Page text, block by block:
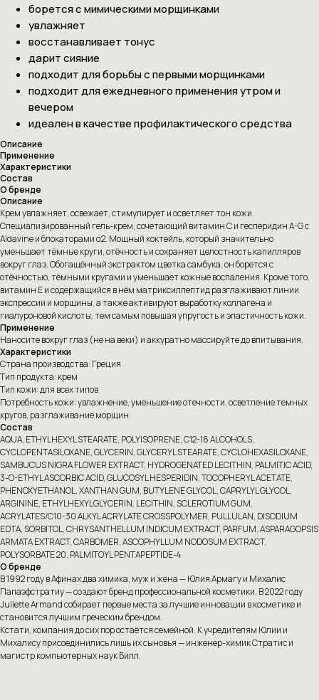
борется с мимическими морщинками
увлажняет
восстанавливает тонус
дарит сияние
подходит для борьбы с первыми морщинками
подходит для ежедневного применения утром и
вечером
идеален в качестве профилактического средства
Описание
Применение
Характеристики
Состав
О бренде
Описание
Крем увлажняет, освежает, стимулирует и осветляет тон кожи.
Специализированный гель-крем, сочетающий витамин C и гесперидин A-G с
Aldavine и блокаторами α2. Мощный коктейль, который значительно
уменьшает тёмные круги, отёчность и сохраняет целостность капилляров
вокруг глаз. Обогащённый экстрактом цветка самбука, он борется с
отёчностью, тёмными кругами и уменьшает кожные воспаления. Кроме того,
витамин E и содержащийся в нём матриксилпептид разглаживают линии
экспрессии и морщины, а также активируют выработку коллагена и
гиалуроновой кислоты, тем самым повышая упругость и эластичность кожи.
Применение
Наносите вокруг глаз (не на веки) и аккуратно массируйте до впитывания.
Характеристики
Страна производства: Греция
Тип продукта: крем
Тип кожи: для всех типов
Потребность кожи: увлажнение, уменьшение отечности, осветление темных
кругов, разглаживание морщин
Состав
AQUA, ETHYLHEXYL STEARATE, POLYISOPRENE, C12-16 ALCOHOLS,
CYCLOPENTASILOXANE, GLYCERIN, GLYCERYL STEARATE, CYCLOHEXASILOXANE,
SAMBUCUS NIGRA FLOWER EXTRACT, HYDROGENATED LECITHIN, PALMITIC ACID,
3-O-ETHYL ASCORBIC ACID, GLUCOSYL HESPERIDIN, TOCOPHERYL ACETATE,
PHENOXYETHANOL, XANTHAN GUM, BUTYLENE GLYCOL, CAPRYLYL GLYCOL,
ARGININE, ETHYLHEXYLGLYCERIN, LECITHIN, SCLEROTIUM GUM,
ACRYLATES/C10-30 ALKYL ACRYLATE CROSSPOLYMER, PULLULAN, DISODIUM
EDTA, SORBITOL, CHRYSANTHELLUM INDICUM EXTRACT, PARFUM, ASPARAGOPSIS
ARMATA EXTRACT, CARBOMER, ASCOPHYLLUM NODOSUM EXTRACT,
POLYSORBATE 20, PALMITOYL PENTAPEPTIDE-4
О бренде
В 1992 году в Афинах два химика, муж и жена — Юлия Армагу и Михалис
Папаэфстратиу — создают бренд профессиональной косметики. В 2022 году
Juliette Armand собирает первые места за лучшие инновации в косметике и
становится лучшим греческим брендом.
Кстати, компания до сих пор остаётся семейной. К учредителям Юлии и
Михалису присоединились лишь их сыновья — инженер-химик Стратис и
магистр компьютерных наук Билл.